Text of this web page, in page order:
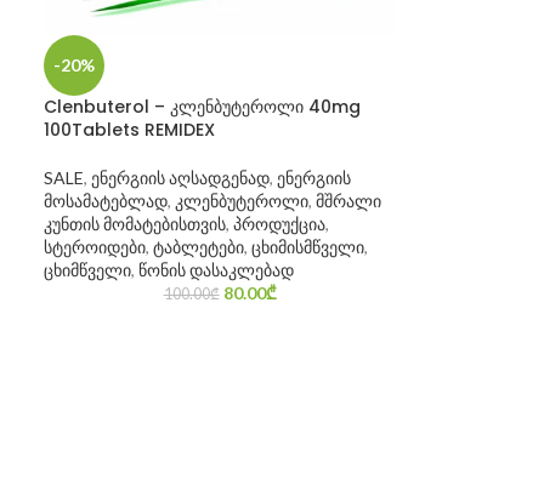
-20%
Clenbuterol – კლენბუტეროლი 40mg
100Tablets REMIDEX
SALE, ენერგიის აღსადგენად, ენერგიის
მოსამატებლად, კლენბუტეროლი, მშრალი
კუნთის მომატებისთვის, პროდუქცია,
სტეროიდები, ტაბლეტები, ცხიმისმწველი,
ცხიმწველი, წონის დასაკლებად
100.00₾ 80.00₾